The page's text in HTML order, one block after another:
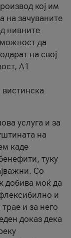
кој им
на зачуваните
нивните
да
на свој
А1
услуга и за
на
каде
туку
Со
добива моќ да
и
и за него
доказ дека